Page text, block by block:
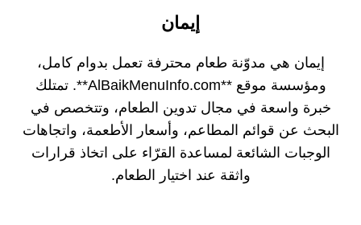
إيمان
إيمان هي مدوّنة طعام محترفة تعمل بدوام كامل،
ومؤسسة موقع **AlBaikMenuInfo.com**. تمتلك
خبرة واسعة في مجال تدوين الطعام، وتتخصص في
البحث عن قوائم المطاعم، وأسعار الأطعمة، واتجاهات
الوجبات الشائعة لمساعدة القرّاء على اتخاذ قرارات
واثقة عند اختيار الطعام.